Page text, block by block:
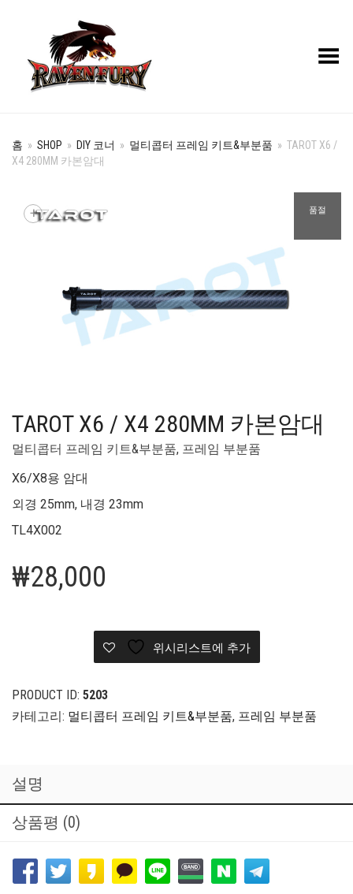
Toggle Menu
홈 » SHOP » DIY 코너 » 멀티콥터 프레임 키트&부분품 » TAROT X6 /
X4 280MM 카본암대
품절
+
TAROT X6 / X4 280MM 카본암대
멀티콥터 프레임 키트&부분품, 프레임 부분품
X6/X8용 암대
외경 25mm, 내경 23mm
TL4X002
₩28,000
위시리스트에 추가
PRODUCT ID: 5203
카테고리: 멀티콥터 프레임 키트&부분품, 프레임 부분품
설명
상품평 (0)